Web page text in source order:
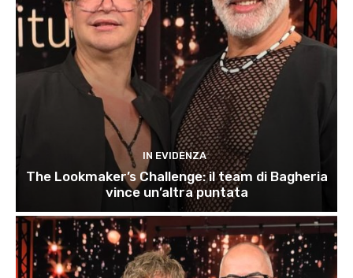
IN EVIDENZA
The Lookmaker’s Challenge: il team di Bagheria
vince un’altra puntata